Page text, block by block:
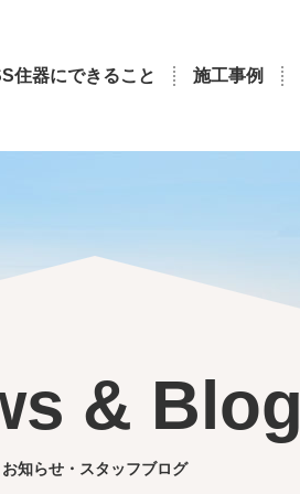
住器にできること 施工事例
& Blog
お知らせ・スタッフブログ